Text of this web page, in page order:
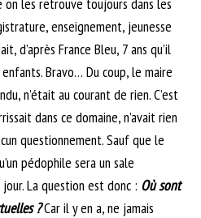
enseignement, jeunesse
d’après France Bleu, 7 ans qu’il
Bravo… Du coup, le maire
n’était au courant de rien. C’est
dans ce domaine, n’avait rien
questionnement. Sauf que le
pédophile sera un sale
La question est donc : Où sont
?Car il y en a, ne jamais